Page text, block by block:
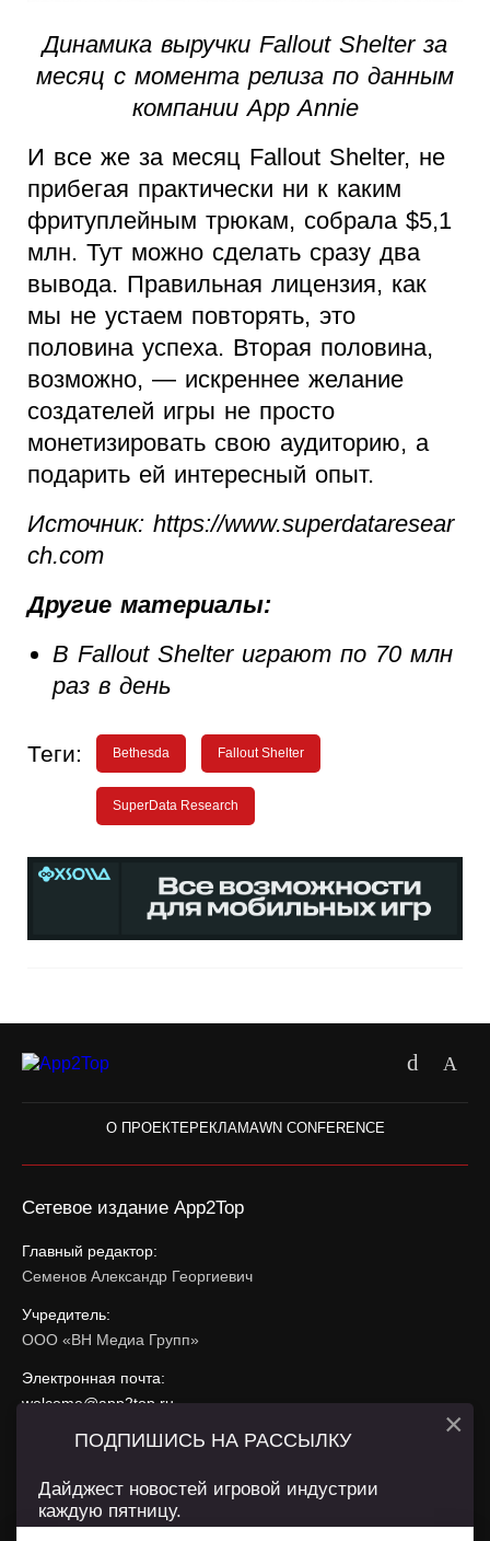
Динамика выручки Fallout Shelter за
месяц с момента релиза по данным
компании App Annie
И все же за месяц Fallout Shelter, не
прибегая практически ни к каким
фритуплейным трюкам, собрала $5,1
млн. Тут можно сделать сразу два
вывода. Правильная лицензия, как
мы не устаем повторять, это
половина успеха. Вторая половина,
возможно, — искреннее желание
создателей игры не просто
монетизировать свою аудиторию, а
подарить ей интересный опыт.
Источник: https://www.superdataresear
ch.com
Другие материалы:
В Fallout Shelter играют по 70 млн
раз в день
Теги: Bethesda Fallout Shelter
SuperData Research
О ПРОЕКТЕРЕКЛАМАWN CONFERENCE
Сетевое издание App2Top
Главный редактор:
Семенов Александр Георгиевич
Учредитель:
ООО «ВН Медиа Групп»
Электронная почта:
welcome@app2top.ru
При использовании материалов активная ссылка на
Сайт использует IP адреса, cookie, данные геолокации
ПОДПИШИСЬ НА РАССЫЛКУ
Дайджест новостей игровой индустрии
каждую пятницу.
×